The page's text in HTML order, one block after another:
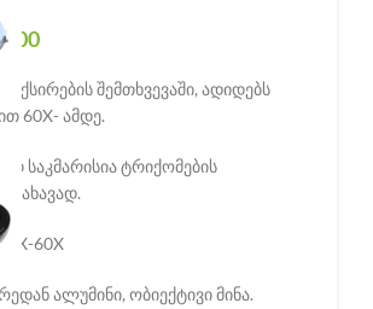
price was: ₾30.00.
შემთხვევაში, ადიდებს
60X- ამდე.
საკმარისია ტრიქომების
60X
ალუმინი, ობიექტივი მინა.